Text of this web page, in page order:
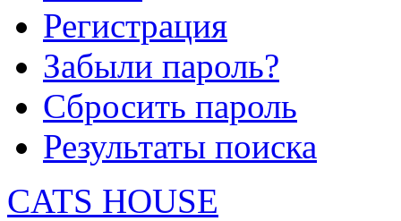
Регистрация
Забыли пароль?
Сбросить пароль
Результаты поиска
CATS HOUSE